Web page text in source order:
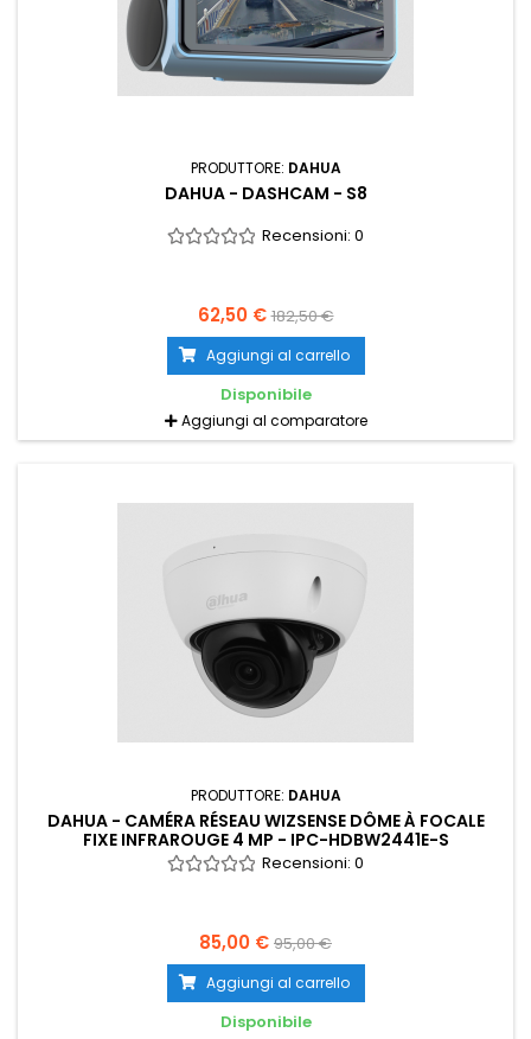
PRODUTTORE: DAHUA
DAHUA - DASHCAM - S8
Recensioni: 0
62,50 €182,50 €
Aggiungi al carrello
Disponibile
Aggiungi al comparatore
PRODUTTORE: DAHUA
DAHUA - CAMÉRA RÉSEAU WIZSENSE DÔME À FOCALE
FIXE INFRAROUGE 4 MP - IPC-HDBW2441E-S
Recensioni: 0
85,00 € 95,00 €
Aggiungi al carrello
Disponibile